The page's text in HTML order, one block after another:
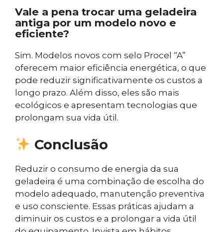
Vale a pena trocar uma geladeira
antiga por um modelo novo e
eficiente?
Sim. Modelos novos com selo Procel “A”
oferecem maior eficiência energética, o que
pode reduzir significativamente os custos a
longo prazo. Além disso, eles são mais
ecológicos e apresentam tecnologias que
prolongam sua vida útil.
Conclusão
Reduzir o consumo de energia da sua
geladeira é uma combinação de escolha do
modelo adequado, manutenção preventiva
e uso consciente. Essas práticas ajudam a
diminuir os custos e a prolongar a vida útil